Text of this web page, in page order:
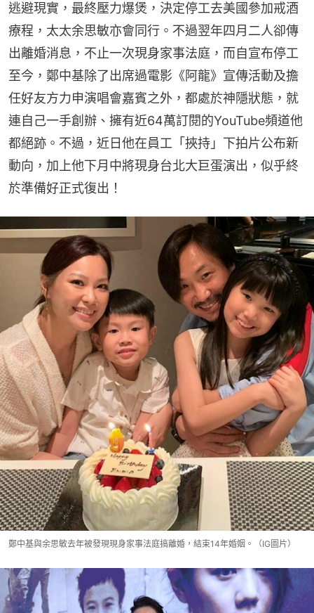
逃避現實，最終壓力爆煲，決定停工去美國參加戒酒
療程，太太余思敏亦會同行。不過翌年四月二人卻傳
出離婚消息，不止一次現身家事法庭，而自宣布停工
至今，鄭中基除了出席過電影《阿龍》宣傳活動及擔
任好友方力申演唱會嘉賓之外，都處於神隱狀態，就
連自己一手創辦、擁有近64萬訂閱的YouTube頻道他
都絕跡。不過，近日他在員工「挾持」下拍片公布新
動向，加上他下月中將現身台北大巨蛋演出，似乎終
於準備好正式復出！
鄭中基與余思敏去年被發現現身家事法庭搞離婚，結束14年婚姻。（IG圖片）